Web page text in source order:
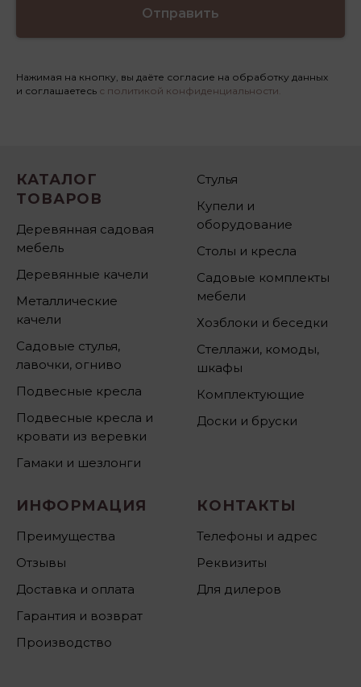
Отправить
Нажимая на кнопку, вы даёте согласие на обработку данных
и соглашаетесь с политикой конфиденциальности.
КАТАЛОГ
ТОВАРОВ
Деревянная садовая
мебель
Деревянные качели
Металлические
качели
Садовые стулья,
лавочки, огниво
Подвесные кресла
Подвесные кресла и
кровати из веревки
Гамаки и шезлонги
Стулья
Купели и
оборудование
Столы и кресла
Садовые комплекты
мебели
Хозблоки и беседки
Стеллажи, комоды,
шкафы
Комплектующие
Доски и бруски
ИНФОРМАЦИЯ
Преимущества
Отзывы
Доставка и оплата
Гарантия и возврат
Производство
КОНТАКТЫ
Телефоны и адрес
Реквизиты
Для дилеров